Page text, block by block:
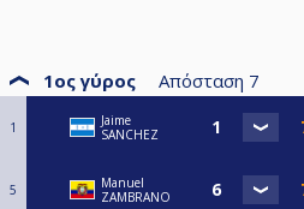
1ος γύρος Απόσταση 7
1
Jaime
SANCHEZ
5
Manuel
ZAMBRANO